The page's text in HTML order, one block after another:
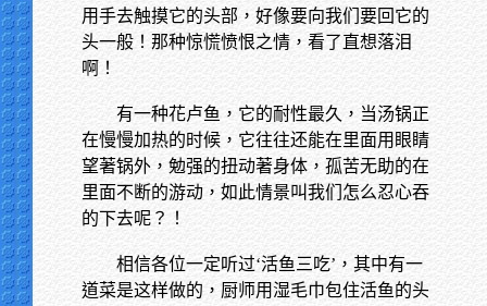
用手去触摸它的头部，好像要向我们要回它的
头一般！那种惊慌愤恨之情，看了直想落泪
啊！
有一种花卢鱼，它的耐性最久，当汤锅正
在慢慢加热的时候，它往往还能在里面用眼睛
望著锅外，勉强的扭动著身体，孤苦无助的在
里面不断的游动，如此情景叫我们怎么忍心吞
的下去呢？！
相信各位一定听过‘活鱼三吃’，其中有一
道菜是这样做的，厨师用湿毛巾包住活鱼的头